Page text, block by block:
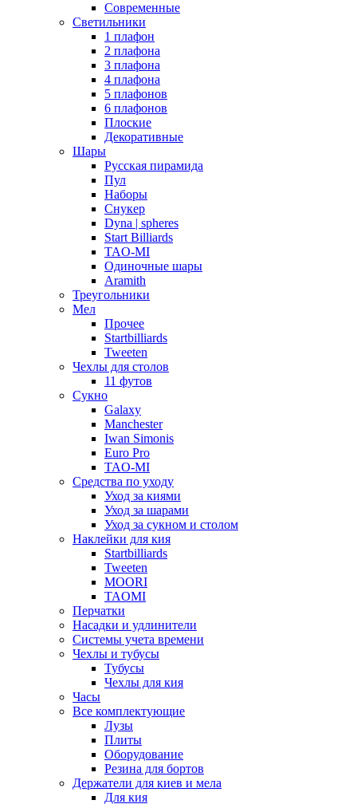
Современные
Светильники
1 плафон
2 плафона
3 плафона
4 плафона
5 плафонов
6 плафонов
Плоские
Декоративные
Шары
Русская пирамида
Пул
Наборы
Снукер
Dyna | spheres
Start Billiards
TAO-MI
Одиночные шары
Aramith
Треугольники
Мел
Прочее
Startbilliards
Tweeten
Чехлы для столов
11 футов
Сукно
Galaxy
Manchester
Iwan Simonis
Euro Pro
TAO-MI
Средства по уходу
Уход за киями
Уход за шарами
Уход за сукном и столом
Наклейки для кия
Startbilliards
Tweeten
MOORI
TAOMI
Перчатки
Насадки и удлинители
Системы учета времени
Чехлы и тубусы
Тубусы
Чехлы для кия
Часы
Все комплектующие
Лузы
Плиты
Оборудование
Резина для бортов
Держатели для киев и мела
Для кия